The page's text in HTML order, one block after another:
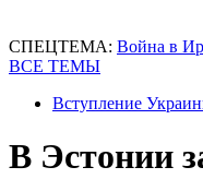
СПЕЦТЕМА: Война в
ВСЕ ТЕМЫ
Вступление
В Эстонии